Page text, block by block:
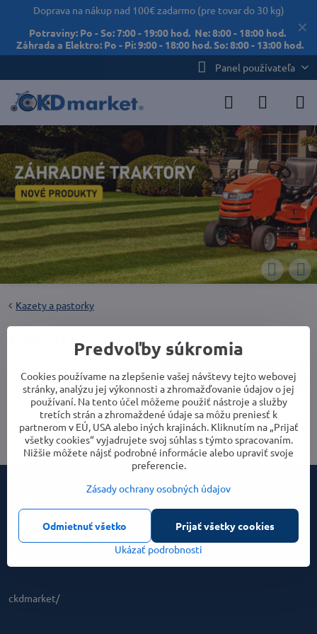
✕
Doprava na nákup nad 100€ zadarmo (pre tovar do 30 kg)
Potraviny: Po - So: 7:00 - 19:00 hod. Ne: 8:00 - 18:00 hod.
Záhrada a Elektro: Po - Pi: 9:00 - 18:00 hod. So: 8:00 - 13:00 hod.
Panel používateľa
Kazety a pastorky
Cena Parametre
Objednávky
Obchodné
ckdmarket/
Predvoľby súkromia
Cookies používame na zlepšenie vašej návštevy tejto webovej
stránky, analýzu jej výkonnosti a zhromažďovanie údajov o jej
používaní. Na tento účel môžeme použiť nástroje a služby
tretích strán a zhromaždené údaje sa môžu preniesť k
partnerom v EÚ, USA alebo iných krajinách. Kliknutím na „Prijať
všetky cookies“ vyjadrujete svoj súhlas s týmto spracovaním.
Nižšie môžete nájsť podrobné informácie alebo upraviť svoje
preferencie.
Zásady ochrany osobných údajov
Ukázať podrobnosti
Prijať všetky cookies
Odmietnuť všetko